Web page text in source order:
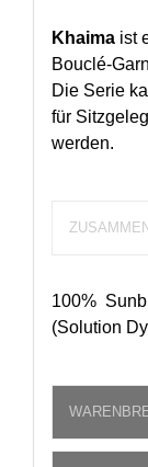
Khaimaist
Bouclé-
Die Serie
für
werden.
100%
(Solution